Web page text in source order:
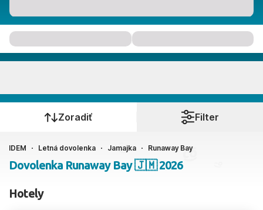
Kedy cestujete?
Ako cestujete?
2 dospelí, 0 deti
Zoradiť Filter
IDEM Letná dovolenka Jamajka Runaway Bay
Dovolenka Runaway Bay 🇯🇲 2026
Hotely